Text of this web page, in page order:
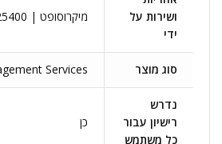
ושירות על
ידי
מיקרוסופט | 09-7625400
סוג מוצר Services
נדרש
רישיון עבור
כל משתמש
כן